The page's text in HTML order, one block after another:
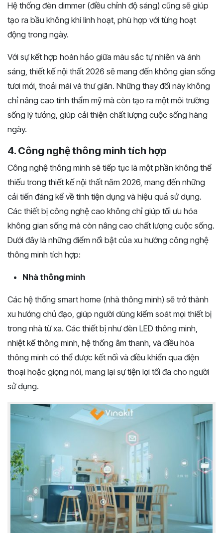
Hệ thống đèn dimmer (điều chỉnh độ sáng) cũng sẽ giúp
tạo ra bầu không khí linh hoạt, phù hợp với từng hoạt
động trong ngày.
Với sự kết hợp hoàn hảo giữa màu sắc tự nhiên và ánh
sáng, thiết kế nội thất 2026 sẽ mang đến không gian sống
tươi mới, thoải mái và thư giãn. Những thay đổi này không
chỉ nâng cao tính thẩm mỹ mà còn tạo ra một môi trường
sống lý tưởng, giúp cải thiện chất lượng cuộc sống hàng
ngày.
4. Công nghệ thông minh tích hợp
Công nghệ thông minh sẽ tiếp tục là một phần không thể
thiếu trong thiết kế nội thất năm 2026, mang đến những
cải tiến đáng kể về tính tiện dụng và hiệu quả sử dụng.
Các thiết bị công nghệ cao không chỉ giúp tối ưu hóa
không gian sống mà còn nâng cao chất lượng cuộc sống.
Dưới đây là những điểm nổi bật của xu hướng công nghệ
thông minh tích hợp:
Nhà thông minh
Các hệ thống smart home (nhà thông minh) sẽ trở thành
xu hướng chủ đạo, giúp người dùng kiểm soát mọi thiết bị
trong nhà từ xa. Các thiết bị như đèn LED thông minh,
nhiệt kế thông minh, hệ thống âm thanh, và điều hòa
thông minh có thể được kết nối và điều khiển qua điện
thoại hoặc giọng nói, mang lại sự tiện lợi tối đa cho người
sử dụng.